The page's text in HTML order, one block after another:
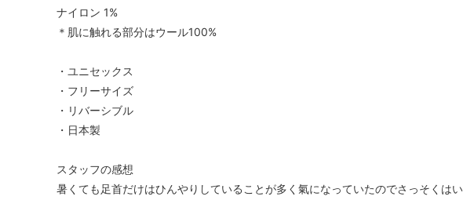
ナイロン 1%
＊肌に触れる部分はウール100%
・ユニセックス
・フリーサイズ
・リバーシブル
・日本製
スタッフの感想
暑くても足首だけはひんやりしていることが多く氣になっていたのでさっそくは